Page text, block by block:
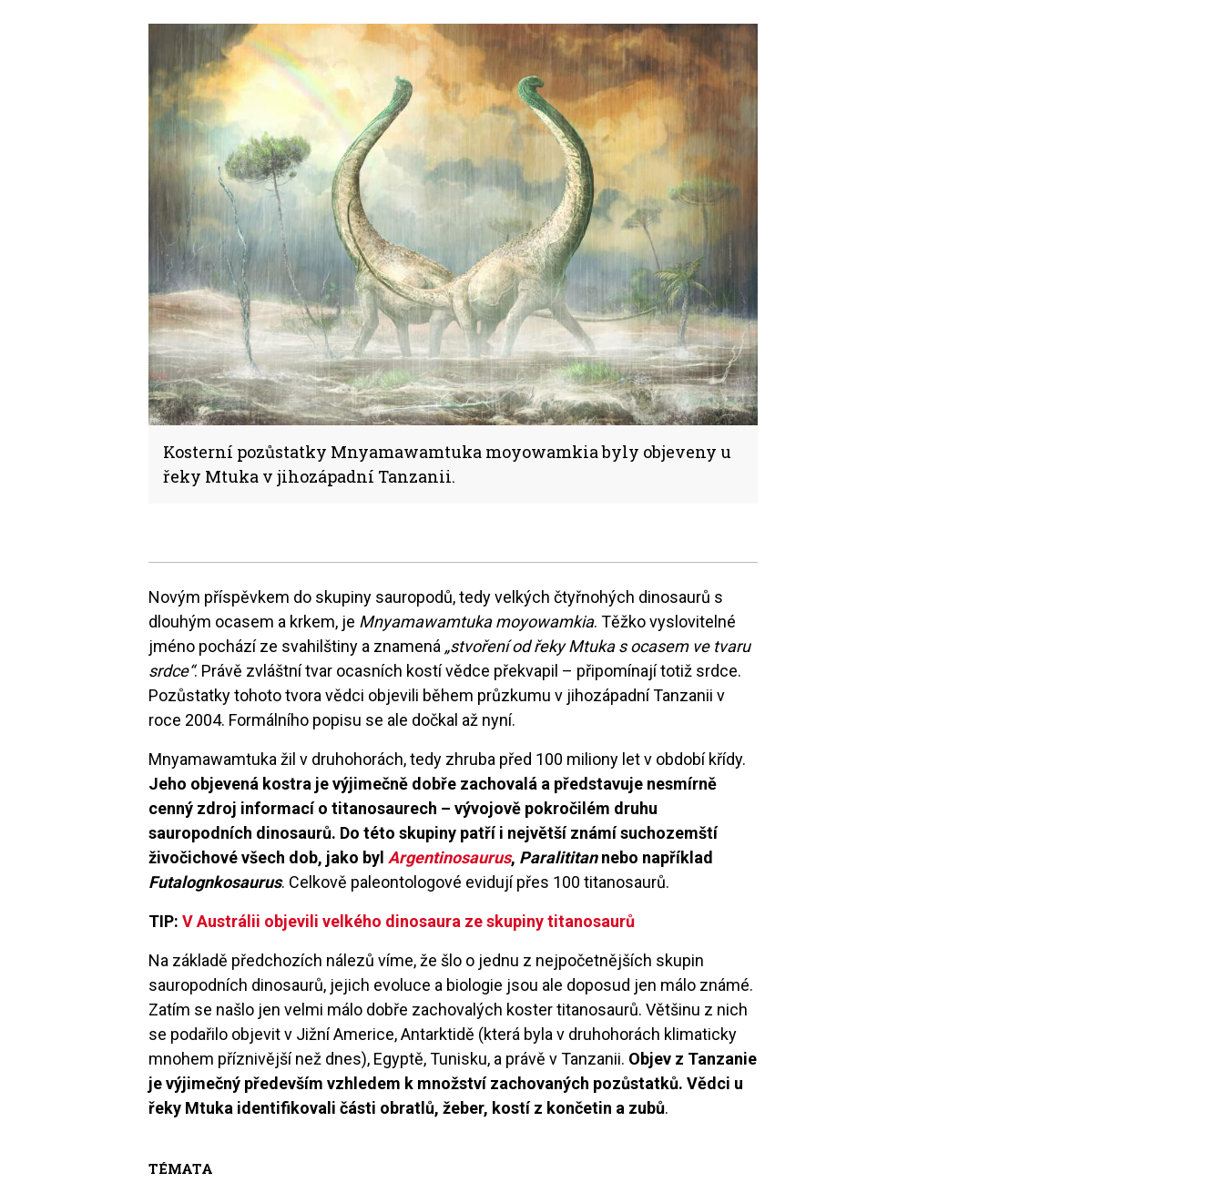
Kosterní pozůstatky Mnyamawamtuka moyowamkia byly objeveny u
řeky Mtuka v jihozápadní Tanzanii.
Novým příspěvkem do skupiny sauropodů, tedy velkých čtyřnohých dinosaurů s
dlouhým ocasem a krkem, je Mnyamawamtuka moyowamkia. Těžko vyslovitelné
jméno pochází ze svahilštiny a znamená „stvoření od řeky Mtuka s ocasem ve tvaru
srdce“. Právě zvláštní tvar ocasních kostí vědce překvapil – připomínají totiž srdce.
Pozůstatky tohoto tvora vědci objevili během průzkumu v jihozápadní Tanzanii v
roce 2004. Formálního popisu se ale dočkal až nyní.
Mnyamawamtuka žil v druhohorách, tedy zhruba před 100 miliony let v období křídy.
Jeho objevená kostra je výjimečně dobře zachovalá a představuje nesmírně
cenný zdroj informací o titanosaurech – vývojově pokročilém druhu
sauropodních dinosaurů. Do této skupiny patří i největší známí suchozemští
živočichové všech dob, jako byl Argentinosaurus, Paralititannebo například
Futalognkosaurus. Celkově paleontologové evidují přes 100 titanosaurů.
TIP:V Austrálii objevili velkého dinosaura ze skupiny titanosaurů
Na základě předchozích nálezů víme, že šlo o jednu z nejpočetnějších skupin
sauropodních dinosaurů, jejich evoluce a biologie jsou ale doposud jen málo známé.
Zatím se našlo jen velmi málo dobře zachovalých koster titanosaurů. Většinu z nich
se podařilo objevit v Jižní Americe, Antarktidě (která byla v druhohorách klimaticky
mnohem příznivější než dnes), Egyptě, Tunisku, a právě v Tanzanii. Objev z Tanzanie
je výjimečný především vzhledem k množství zachovaných pozůstatků. Vědci u
řeky Mtuka identifikovali části obratlů, žeber, kostí z končetin a zubů.
TÉMATA